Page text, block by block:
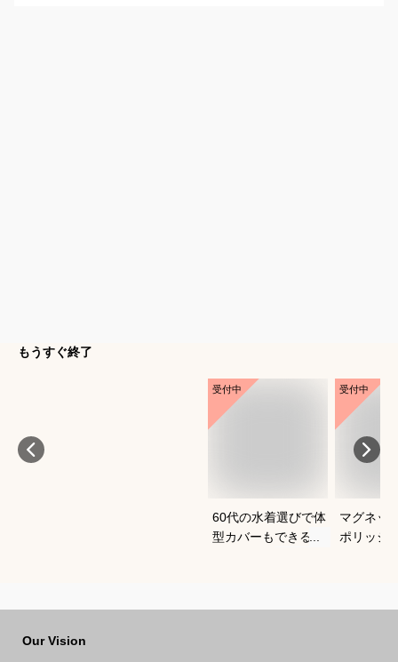
もうすぐ終了
受付中
60代の水着選びで体
型カバーもできるお
受付中
マグネッ
ポリッシ
Our Vision